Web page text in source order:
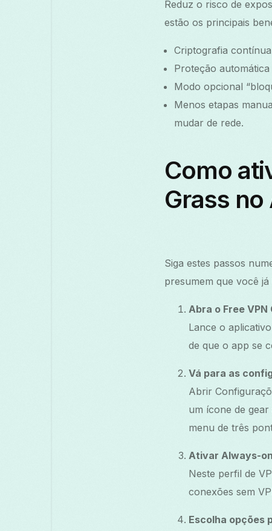
Reduz o risco de
estão os principais
Criptografia
Proteção
Modo opcional
Menos etapas
mudar de rede.
Como
Grass
Siga estes passos
presumem que você
Abra o Free VPN
Lance o
de que o app se
Vá para as
Abrir
um ícone de
menu de três
Ativar Always-on
Neste perfil de
conexões sem
Escolha opções